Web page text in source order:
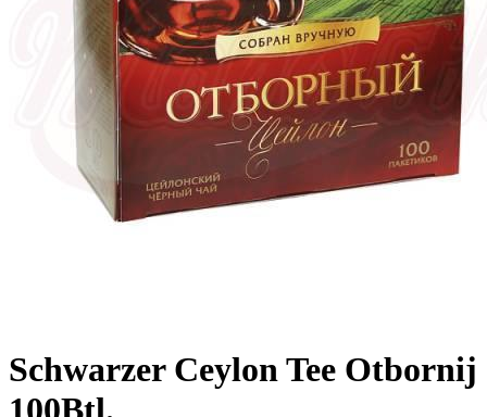
Schwarzer Ceylon Tee Otbornij